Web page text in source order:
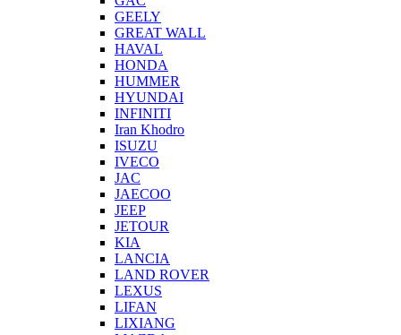
GEELY
GREAT WALL
HAVAL
HONDA
HUMMER
HYUNDAI
INFINITI
Iran Khodro
ISUZU
IVECO
JAC
JAECOO
JEEP
JETOUR
KIA
LANCIA
LAND ROVER
LEXUS
LIFAN
LIXIANG